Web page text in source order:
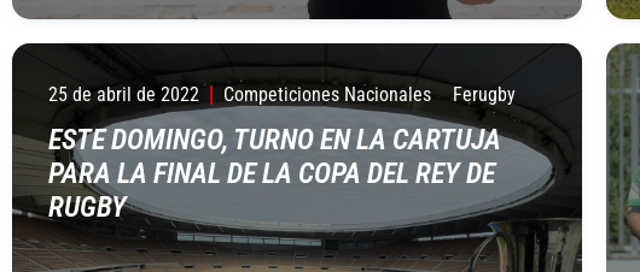
25 de abril de 2022 Competiciones Nacionales Ferugby
ESTE DOMINGO, TURNO EN LA CARTUJA
PARA LA FINAL DE LA COPA DEL REY DE
RUGBY